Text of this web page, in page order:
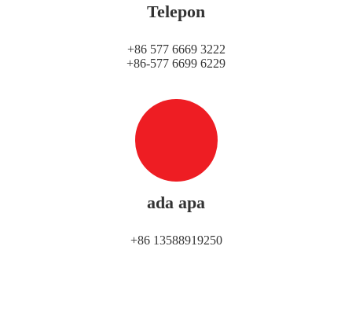
Telepon
+86 577 6669 3222
+86-577 6699 6229
ada apa
+86 13588919250